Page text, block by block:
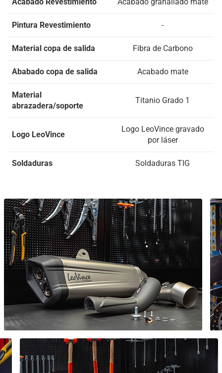
Acabado Revestimiento Acabado granallado mate
Pintura Revestimiento -
Material copa de salida Fibra de Carbono
Ababado copa de salida Acabado mate
Material
abrazadera/soporte
Titanio Grado 1
Logo LeoVince
Logo LeoVince gravado
por láser
Soldaduras Soldaduras TIG